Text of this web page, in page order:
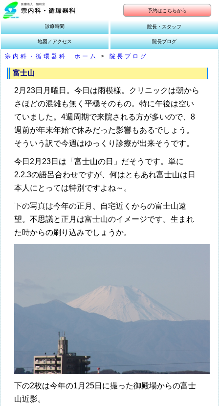
予約はこちらから
院長ブログ
地図／アクセス
院長・スタッフ
診療時間
宗内科・循環器科 ホーム > 院長ブログ
富士山
2月23日月曜日。今日は雨模様。クリニックは朝から
さほどの混雑も無く平穏そのもの。特に午後は空い
ていました。4週周期で来院される方が多いので、8
週前が年末年始で休みだった影響もあるでしょう。
そういう訳で今週はゆっくり診療が出来そうです。
今日2月23日は「富士山の日」だそうです。単に
2.2.3の語呂合わせですが、何はともあれ富士山は日
本人にとっては特別ですよね～。
下の写真は今年の正月、自宅近くからの富士山遠
望。不思議と正月は富士山のイメージです。生まれ
た時からの刷り込みでしょうか。
下の2枚は今年の1月25日に撮った御殿場からの富士
山近影。